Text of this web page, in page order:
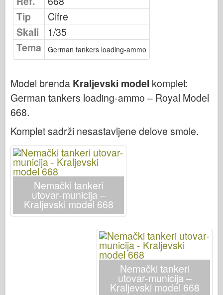
Osprey izdavaštvo
Signal eskadrile
Snaga tenka
Trucks & Tanks
Wydawnictwo Militaria
Maquettes
Modeli keca
AFV Klub
Vazdušni fiks
Vazduhoplovstvo
AZ Model
Crni pas
Tip
Cifre
Skali
1/35
Tema
German tankers loading-ammo
Model brenda Kraljevski model komplet:
German tankers loading-ammo – Royal Model
668.
Komplet sadrži nesastavljene delove smole.
Nemački tankeri
utovar-municija –
Kraljevski model 668
Nemački tankeri
utovar-municija –
Kraljevski model 668